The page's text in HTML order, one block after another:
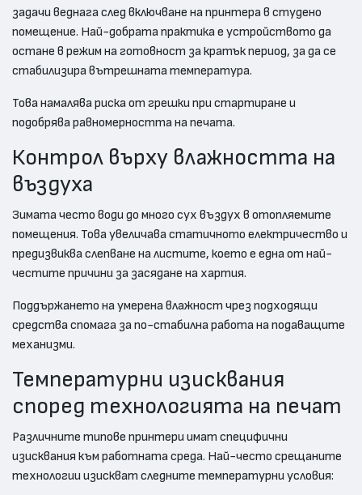
задачи веднага след включване на принтера в студено
помещение. Най-добрата практика е устройството да
остане в режим на готовност за кратък период, за да се
стабилизира вътрешната температура.
Това намалява риска от грешки при стартиране и
подобрява равномерността на печата.
Контрол върху влажността на
въздуха
Зимата често води до много сух въздух в отопляемите
помещения. Това увеличава статичното електричество и
предизвиква слепване на листите, което е една от най-
честите причини за засядане на хартия.
Поддържането на умерена влажност чрез подходящи
средства спомага за по-стабилна работа на подаващите
механизми.
Температурни изисквания
според технологията на печат
Различните типове принтери имат специфични
изисквания към работната среда. Най-често срещаните
технологии изискват следните температурни условия: